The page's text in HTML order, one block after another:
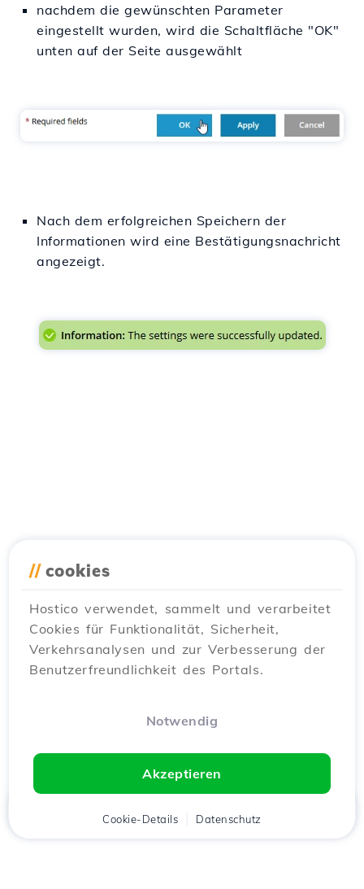
nachdem die gewünschten Parameter
eingestellt wurden, wird die Schaltfläche "OK"
unten auf der Seite ausgewählt
Nach dem erfolgreichen Speichern der
Informationen wird eine Bestätigungsnachricht
angezeigt.
// cookies
Hostico verwendet, sammelt und verarbeitet
Cookies für Funktionalität, Sicherheit,
Verkehrsanalysen und zur Verbesserung der
Benutzerfreundlichkeit des Portals.
Notwendig
Akzeptieren
Cookie-Details Datenschutz
Kunde Warenkorb Chat